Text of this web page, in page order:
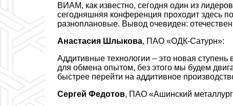
ВИАМ, как известно, сегодня один из
сегодняшняя конференция проходит здесь
разноплановые. Вывод очевиден:
Анастасия Шлыкова, ПАО «ОДК-Сатурн»:
Аддитивные технологии – это новая
для обмена опытом, без этого мы будем
быстрее перейти на аддитивное
Сергей Федотов, ПАО «Ашинский